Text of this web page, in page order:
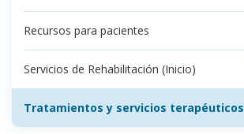
Recursos para pacientes
Servicios de Rehabilitación (Inicio)
Tratamientos y servicios terapéuticos